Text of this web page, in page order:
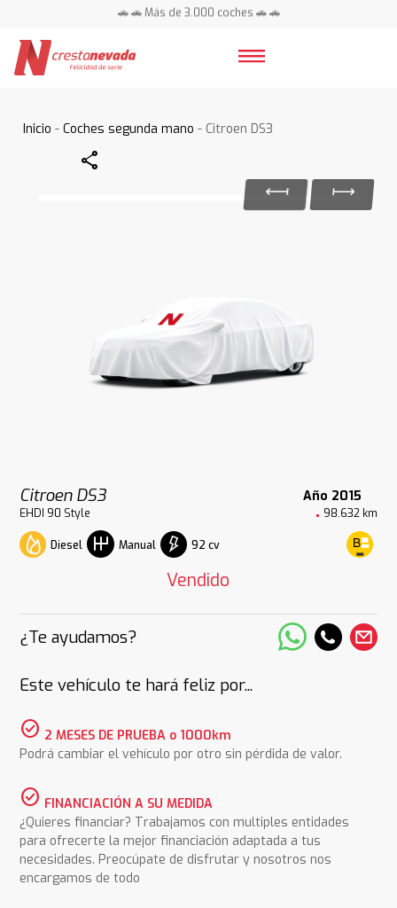
🚗 🚗 Más de 3.000 coches 🚗 🚗
Inicio -Coches segunda mano - Citroen DS3
Share
Citroen DS3 Año 2015
EHDI 90 Style 98.632 km
Diesel Manual 92 cv
Vendido
¿Te ayudamos?
Este vehículo te hará feliz por...
check_circle 2 MESES DE PRUEBA o 1000km
Podrá cambiar el vehículo por otro sin pérdida de valor.
check_circle FINANCIACIÓN A SU MEDIDA
¿Quieres financiar? Trabajamos con multiples entidades
para ofrecerte la mejor financiación adaptada a tus
necesidades. Preocúpate de disfrutar y nosotros nos
encargamos de todo